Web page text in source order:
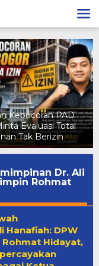
Kepala Desa
Himbauan Kepada
Kibarkan Bendera
Menyambut HUT RI
Dr. Ali
Rohmat
Hanafiah: DPW
Hidayat,